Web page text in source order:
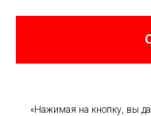
«Нажимая на кнопку, вы